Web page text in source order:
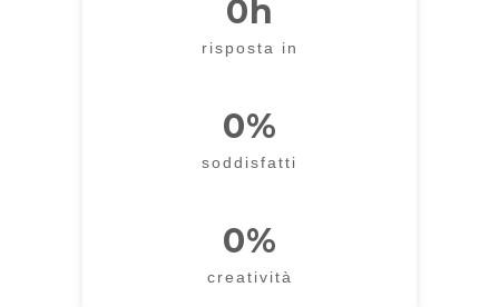
risposta in
0 h
soddisfatti
0%
creatività
0%